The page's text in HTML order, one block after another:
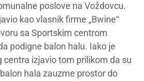
poslove na Voždovcu.
kao vlasnik firme „Bwine“
sa Sportskim centrom
podigne balon halu. Iako je
centra izjavio tom prilikom da su
hala zauzme prostor do